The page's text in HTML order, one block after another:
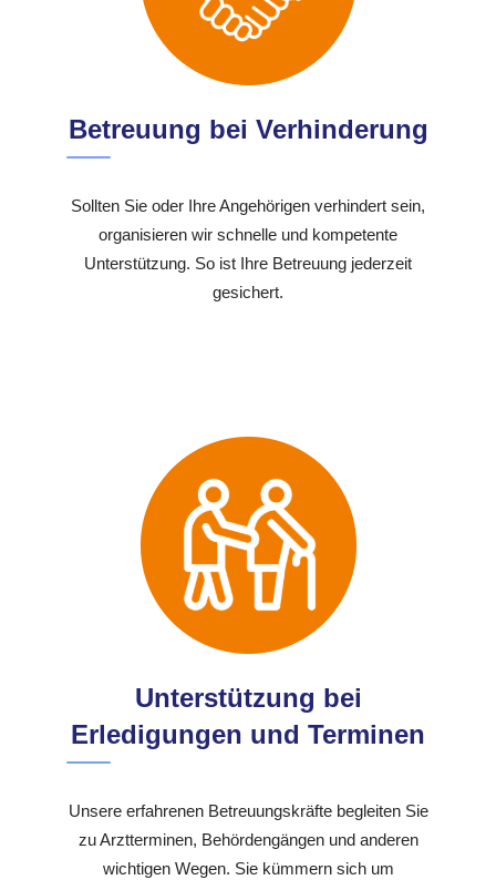
Betreuung bei Verhinderung
Sollten Sie oder Ihre Angehörigen verhindert sein,
organisieren wir schnelle und kompetente
Unterstützung. So ist Ihre Betreuung jederzeit
gesichert.
Unterstützung bei
Erledigungen und Terminen
Unsere erfahrenen Betreuungskräfte begleiten Sie
zu Arztterminen, Behördengängen und anderen
wichtigen Wegen. Sie kümmern sich um